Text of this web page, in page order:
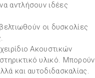
αντλήσουν ιδέες
οι δυσκολίες
Ακουστικών
υλικό. Μπορούν
και αυτοδιδασκαλίας.